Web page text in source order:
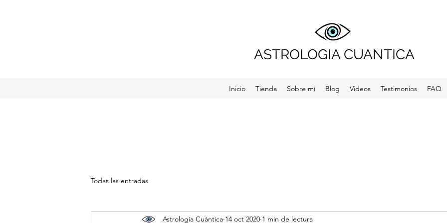
ASTROLOGIA CUANTICA
Inicio Tienda Sobre mí Blog Videos Testimonios FAQ
Todas las entradas
Astrología Cuántica 14 oct 2020 1 min de lectura